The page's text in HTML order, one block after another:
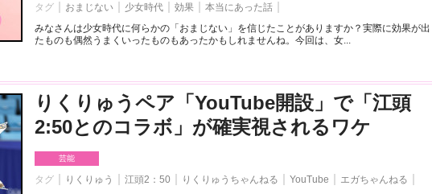
タグ おまじない 少女時代 効果
本当にあった話
みなさんは少女時代に何らかの「おまじない」を信じたことがありますか？実際に効果が出
たものも偶然うまくいったものもあったかもしれませんね。今回は、女...
りくりゅうペア「YouTube開設」で「江頭
2:50とのコラボ」が確実視されるワケ
芸能
タグ りくりゅう 江頭2：50 りくりゅうちゃんねる YouTube
エガちゃんねる